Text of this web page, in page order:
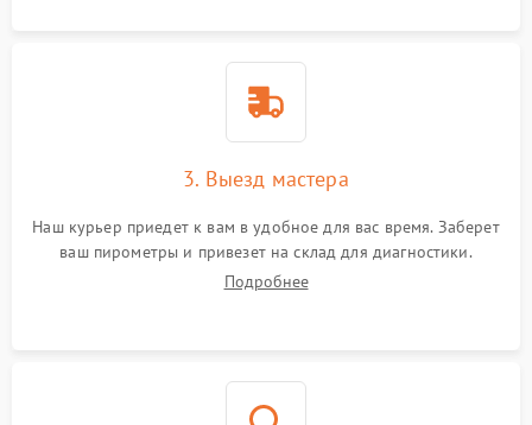
3. Выезд мастера
Наш курьер приедет к вам в удобное для вас время. Заберет
ваш пирометры и привезет на склад для диагностики.
Подробнее